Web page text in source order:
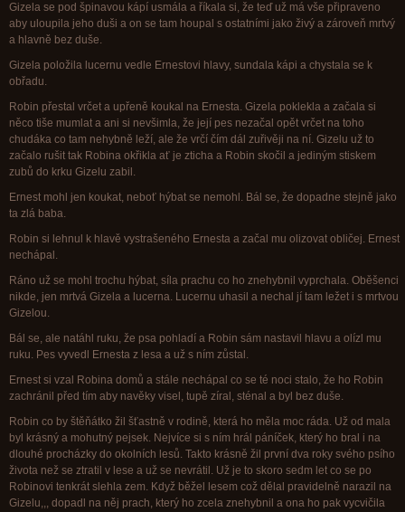
Gizela se pod špinavou kápí usmála a říkala si, že teď už má vše připraveno
aby uloupila jeho duši a on se tam houpal s ostatními jako živý a zároveň mrtvý
a hlavně bez duše.
Gizela položila lucernu vedle Ernestovi hlavy, sundala kápi a chystala se k
obřadu.
Robin přestal vrčet a upřeně koukal na Ernesta. Gizela poklekla a začala si
něco tiše mumlat a ani si nevšimla, že její pes nezačal opět vrčet na toho
chudáka co tam nehybně leží, ale že vrčí čím dál zuřivěji na ní. Gizelu už to
začalo rušit tak Robina okřikla ať je zticha a Robin skočil a jediným stiskem
zubů do krku Gizelu zabil.
Ernest mohl jen koukat, neboť hýbat se nemohl. Bál se, že dopadne stejně jako
ta zlá baba.
Robin si lehnul k hlavě vystrašeného Ernesta a začal mu olizovat obličej. Ernest
nechápal.
Ráno už se mohl trochu hýbat, síla prachu co ho znehybnil vyprchala. Oběšenci
nikde, jen mrtvá Gizela a lucerna. Lucernu uhasil a nechal jí tam ležet i s mrtvou
Gizelou.
Bál se, ale natáhl ruku, že psa pohladí a Robin sám nastavil hlavu a olízl mu
ruku. Pes vyvedl Ernesta z lesa a už s ním zůstal.
Ernest si vzal Robina domů a stále nechápal co se té noci stalo, že ho Robin
zachránil před tím aby navěky visel, tupě zíral, sténal a byl bez duše.
Robin co by štěňátko žil šťastně v rodině, která ho měla moc ráda. Už od mala
byl krásný a mohutný pejsek. Nejvíce si s ním hrál páníček, který ho bral i na
dlouhé procházky do okolních lesů. Takto krásně žil první dva roky svého psího
života než se ztratil v lese a už se nevrátil. Už je to skoro sedm let co se po
Robinovi tenkrát slehla zem. Když běžel lesem což dělal pravidelně narazil na
Gizelu,,, dopadl na něj prach, který ho zcela znehybnil a ona ho pak vycvičila